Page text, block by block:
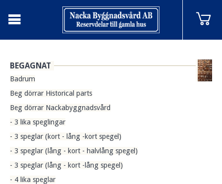
BEGAGNAT
Badrum
Beg dörrar Historical parts
Beg dörrar Nackabyggnadsvård
- 3 lika speglingar
- 3 speglar (kort - lång -kort spegel)
- 3 speglar (lång - kort - halvlång spegel)
- 3 speglar (lång - kort -lång spegel)
- 4 lika speglar